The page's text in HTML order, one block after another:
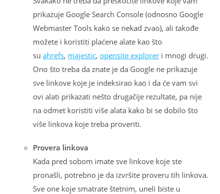
prikazuje Google Search Console (odnosno Google
Webmaster Tools kako se nekad zvao), ali takođe
možete i koristiti plaćene alate kao što
suahrefs, majestic,opensite explorer i mnogi drugi.
Ono što treba da znate je da Google ne prikazuje
sve linkove koje je indeksirao kao i da će vam svi
ovi alati prikazati nešto drugačije rezultate, pa nije
na odmet koristiti više alata kako bi se dobilo što
više linkova koje treba proveriti.
Provera linkova
Kada pred sobom imate sve linkove koje ste
pronašli, potrebno je da izvršite proveru tih linkova.
Sve one koje smatrate štetnim, uneli biste u